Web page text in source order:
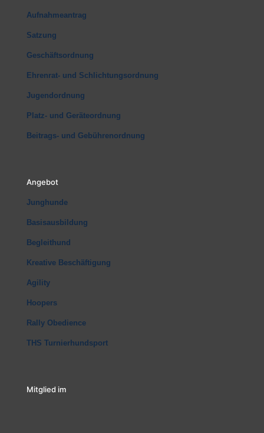
Aufnahmeantrag
Satzung
Geschäftsordnung
Ehrenrat- und Schlichtungsordnung
Jugendordnung
Platz- und Geräteordnung
Beitrags- und Gebührenordnung
Angebot
Junghunde
Basisausbildung
Begleithund
Kreative Beschäftigung
Agility
Hoopers
Rally Obedience
THS Turnierhundsport
Mitglied im